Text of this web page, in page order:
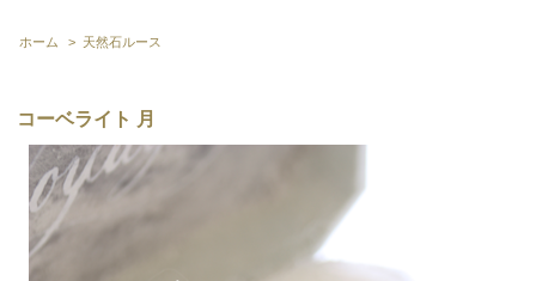
ホーム > 天然石ルース
コーベライト 月